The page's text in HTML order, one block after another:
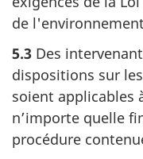
de l'environnement
5.3 Des
dispositions sur
soient applicables
n’importe quelle
procédure